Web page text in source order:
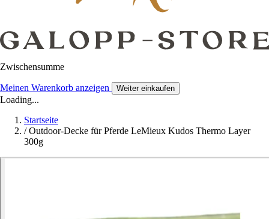
Zwischensumme
Meinen Warenkorb anzeigen Weiter einkaufen
Loading...
Startseite
/ Outdoor-Decke für Pferde LeMieux Kudos Thermo Layer
300g